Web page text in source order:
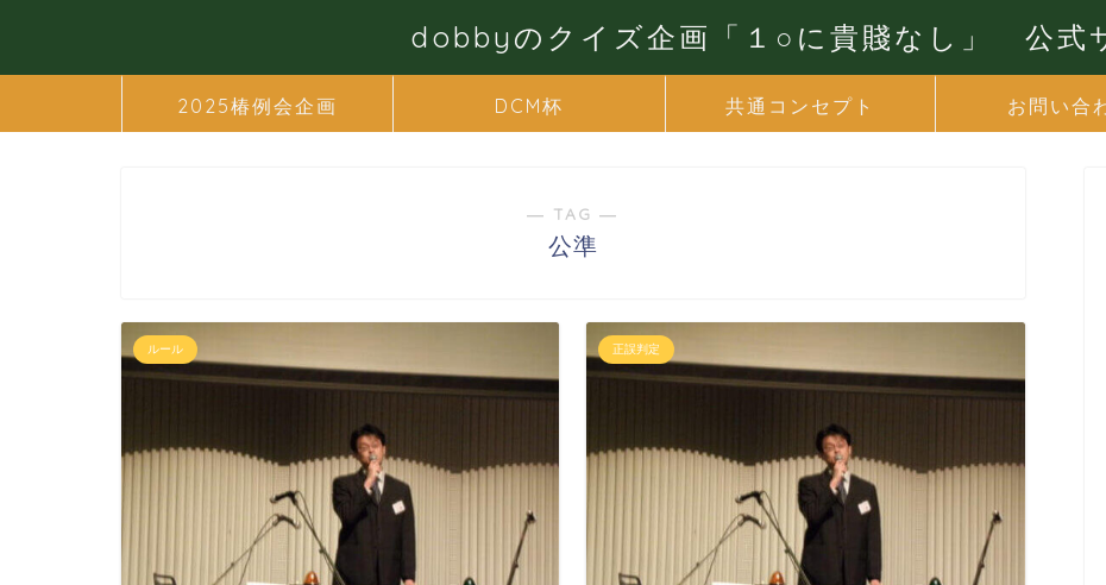
dobbyのクイズ企画「１○に貴賤なし」 公式
2025椿例会企画 DCM杯 共通コンセプト お問い合
― TAG ―
公準
ルール 正誤判定